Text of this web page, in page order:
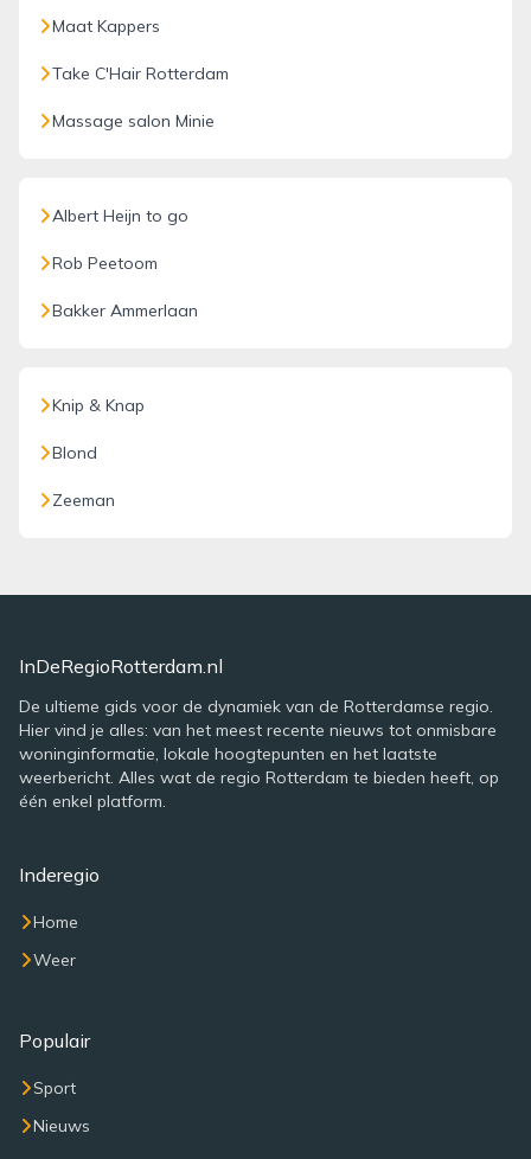
Maat Kappers
Take C'Hair Rotterdam
Massage salon Minie
Albert Heijn to go
Rob Peetoom
Bakker Ammerlaan
Knip & Knap
Blond
Zeeman
InDeRegioRotterdam.nl
De ultieme gids voor de dynamiek van de Rotterdamse regio.
Hier vind je alles: van het meest recente nieuws tot onmisbare
woninginformatie, lokale hoogtepunten en het laatste
weerbericht. Alles wat de regio Rotterdam te bieden heeft, op
één enkel platform.
Inderegio
Home
Weer
Populair
Sport
Nieuws